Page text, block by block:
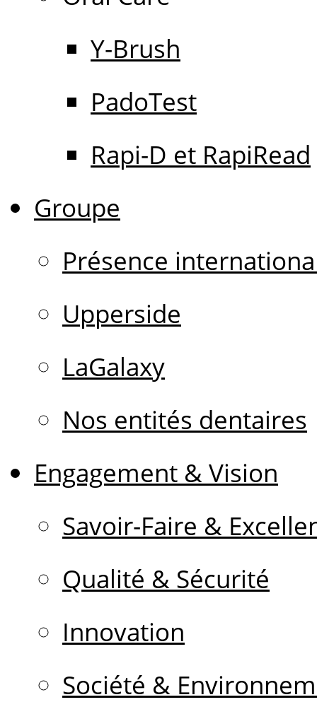
Y-Brush
PadoTest
Rapi-D et RapiRead
Groupe
Présence
Upperside
LaGalaxy
Nos entités dentaires
Engagement & Vision
Savoir-Faire &
Qualité & Sécurité
Innovation
Société &